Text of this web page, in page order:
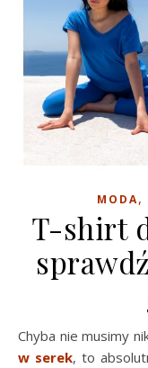
MODA,
T-shirt
Chyba nie musimy
w serek, to